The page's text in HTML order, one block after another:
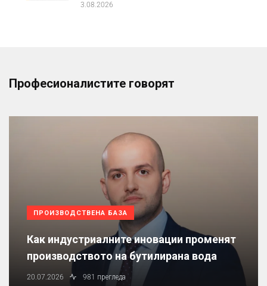
3.08.2026
Професионалистите говорят
ПРОИЗВОДСТВЕНА БАЗА
Как индустриалните иновации променят
производството на бутилирана вода
20.07.2026 981 прегледа